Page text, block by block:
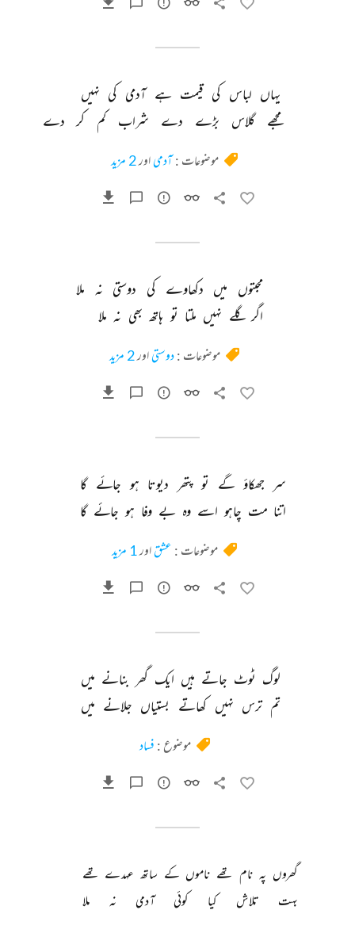
یہاں لباس کی قیمت ہے آدمی کی نہیں
مجھے
گلاس بڑے دے شراب کم کر دے
موضوعات :آدمیاور2 مزید
محبتوں میں دکھاوے کی دوستی نہ
ملا
اگر گلے نہیں ملتا تو ہاتھ بھی نہ ملا
موضوعات :دوستیاور2 مزید
سر جھکاؤ گے تو پتھر دیوتا ہو جائے گا
اتنا مت چاہو اسے وہ بے وفا ہو جائے گا
موضوعات : عشقاور1 مزید
لوگ ٹوٹ جاتے ہیں ایک گھر بنانے میں
تم ترس نہیں کھاتے بستیاں جلانے میں
موضوع : فساد
گھروں پہ نام تھے ناموں کے ساتھ عہدے تھے
بہت
تلاش کیا کوئی آدمی نہ ملا